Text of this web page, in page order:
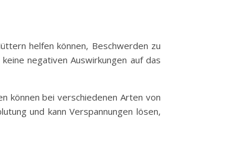
helfen können, Beschwerden zu
negativen Auswirkungen auf das
können bei verschiedenen Arten von
und kann Verspannungen lösen,